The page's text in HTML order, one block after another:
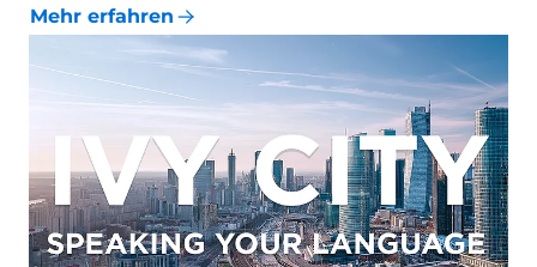
Mehr erfahren